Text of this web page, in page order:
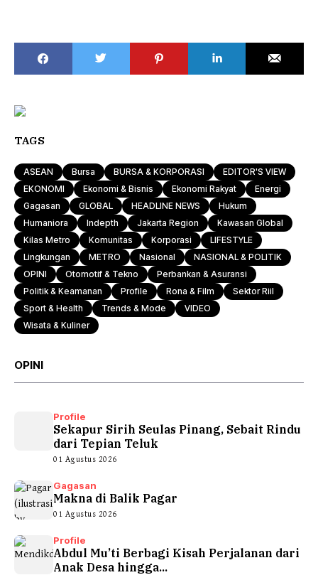
TAGS
ASEAN Bursa BURSA & KORPORASI
EDITOR'S VIEW
EKONOMI
Ekonomi & Bisnis Ekonomi Rakyat
Energi
Gagasan
GLOBAL HEADLINE NEWS
Hukum
Humaniora
Indepth Jakarta Region
Kawasan Global
Kilas Metro
Komunitas Korporasi
LIFESTYLE
Lingkungan
METRO Nasional
NASIONAL & POLITIK
OPINI
Otomotif & Tekno
Perbankan & Asuransi
Politik & Keamanan
Profile Rona & Film
Sektor Riil
Sport & Health
Trends & Mode
VIDEO
Wisata & Kuliner
OPINI
Profile
Sekapur Sirih Seulas Pinang, Sebait Rindu
dari Tepian Teluk
01 Agustus 2026
Gagasan
Makna di Balik Pagar
01 Agustus 2026
Profile
Abdul Mu’ti Berbagi Kisah Perjalanan dari
Anak Desa hingga...